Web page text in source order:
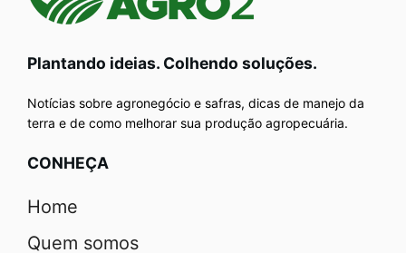
Plantando ideias. Colhendo soluções.
Notícias sobre agronegócio e safras, dicas de manejo da
terra e de como melhorar sua produção agropecuária.
CONHEÇA
Home
Quem somos